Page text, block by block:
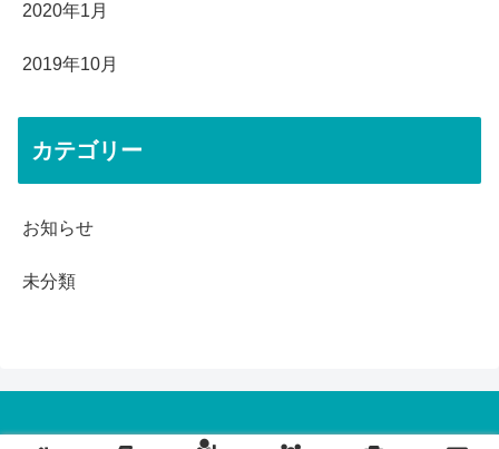
2020年1月
2019年10月
カテゴリー
お知らせ
未分類